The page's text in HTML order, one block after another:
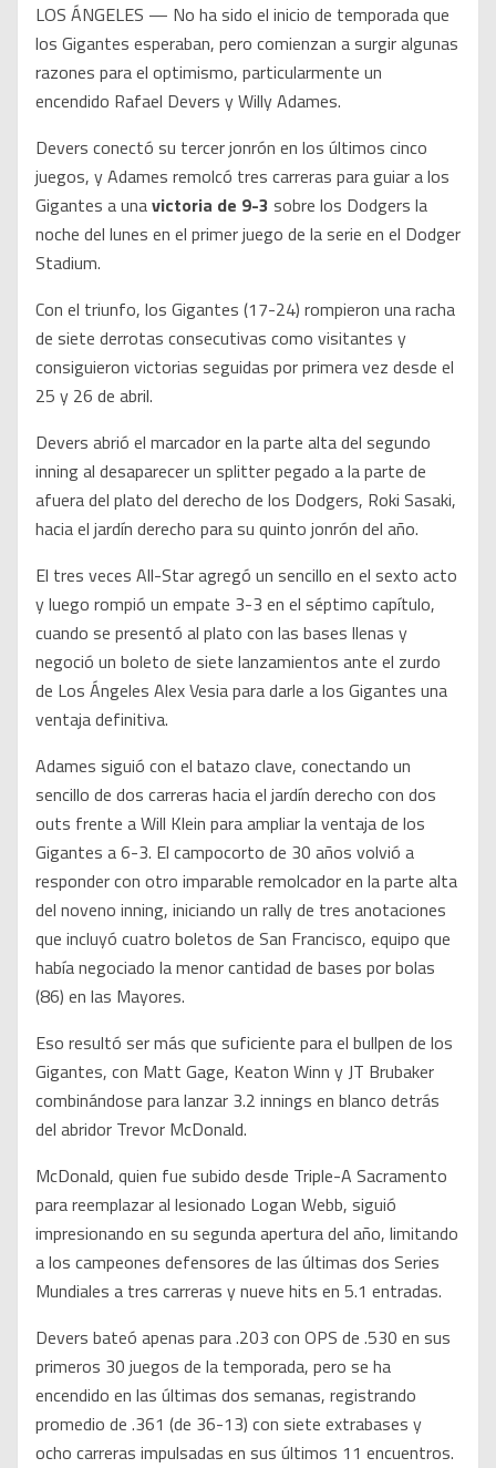
LOS ÁNGELES — No ha sido el inicio de temporada que
los Gigantes esperaban, pero comienzan a surgir algunas
razones para el optimismo, particularmente un
encendido Rafael Devers y Willy Adames.
Devers conectó su tercer jonrón en los últimos cinco
juegos, y Adames remolcó tres carreras para guiar a los
Gigantes a unavictoria de 9-3 sobre los Dodgers la
noche del lunes en el primer juego de la serie en el Dodger
Stadium.
Con el triunfo, los Gigantes (17-24) rompieron una racha
de siete derrotas consecutivas como visitantes y
consiguieron victorias seguidas por primera vez desde el
25 y 26 de abril.
Devers abrió el marcador en la parte alta del segundo
inning al desaparecer un splitter pegado a la parte de
afuera del plato del derecho de los Dodgers, Roki Sasaki,
hacia el jardín derecho para su quinto jonrón del año.
El tres veces All-Star agregó un sencillo en el sexto acto
y luego rompió un empate 3-3 en el séptimo capítulo,
cuando se presentó al plato con las bases llenas y
negoció un boleto de siete lanzamientos ante el zurdo
de Los Ángeles Alex Vesia para darle a los Gigantes una
ventaja definitiva.
Adames siguió con el batazo clave, conectando un
sencillo de dos carreras hacia el jardín derecho con dos
outs frente a Will Klein para ampliar la ventaja de los
Gigantes a 6-3. El campocorto de 30 años volvió a
responder con otro imparable remolcador en la parte alta
del noveno inning, iniciando un rally de tres anotaciones
que incluyó cuatro boletos de San Francisco, equipo que
había negociado la menor cantidad de bases por bolas
(86) en las Mayores.
Eso resultó ser más que suficiente para el bullpen de los
Gigantes, con Matt Gage, Keaton Winn y JT Brubaker
combinándose para lanzar 3.2 innings en blanco detrás
del abridor Trevor McDonald.
McDonald, quien fue subido desde Triple-A Sacramento
para reemplazar al lesionado Logan Webb, siguió
impresionando en su segunda apertura del año, limitando
a los campeones defensores de las últimas dos Series
Mundiales a tres carreras y nueve hits en 5.1 entradas.
Devers bateó apenas para .203 con OPS de .530 en sus
primeros 30 juegos de la temporada, pero se ha
encendido en las últimas dos semanas, registrando
promedio de .361 (de 36-13) con siete extrabases y
ocho carreras impulsadas en sus últimos 11 encuentros.